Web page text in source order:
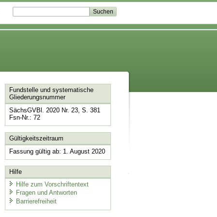
Fundstelle und systematische
Gliederungsnummer
SächsGVBl. 2020 Nr. 23, S. 381
Fsn-Nr.: 72
Gültigkeitszeitraum
Fassung gültig ab: 1. August 2020
Hilfe
Hilfe zum Vorschriftentext
Fragen und Antworten
Barrierefreiheit